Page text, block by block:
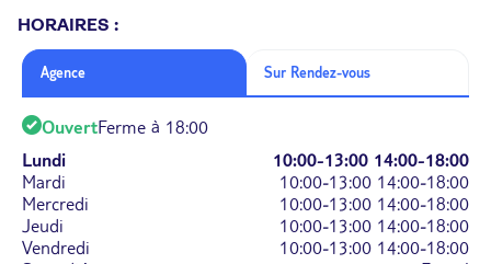
HORAIRES :
Agence Sur Rendez-vous
OuvertFerme à 18:00
Lundi
10:00-13:00 14:00-18:00
Mardi
10:00-13:00 14:00-18:00
Mercredi
10:00-13:00 14:00-18:00
Jeudi
10:00-13:00 14:00-18:00
Vendredi
10:00-13:00 14:00-18:00